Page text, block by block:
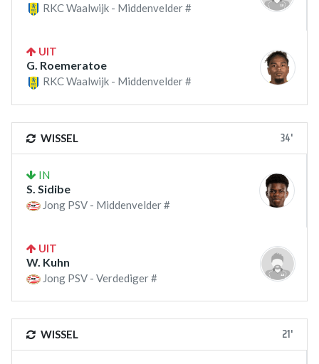
RKC Waalwijk - Middenvelder #
UIT
G. Roemeratoe
RKC Waalwijk - Middenvelder #
WISSEL 34'
IN
S. Sidibe
Jong PSV - Middenvelder #
UIT
W. Kuhn
Jong PSV - Verdediger #
WISSEL 21'